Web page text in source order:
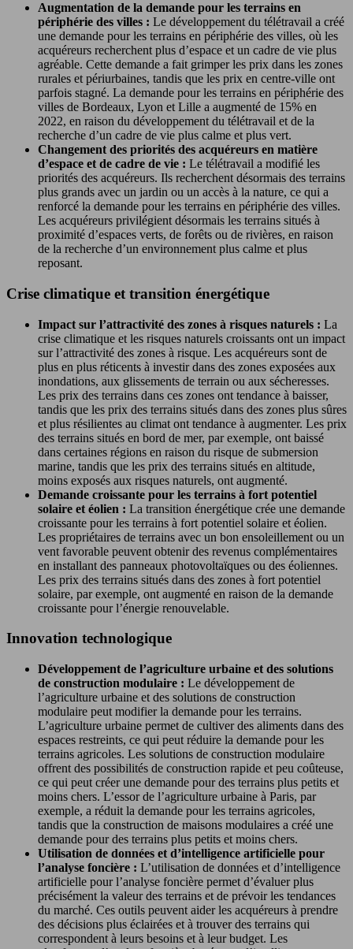
Augmentation de la demande pour les terrains en
périphérie des villes : Le développement du télétravail a créé
une demande pour les terrains en périphérie des villes, où les
acquéreurs recherchent plus d’espace et un cadre de vie plus
agréable. Cette demande a fait grimper les prix dans les zones
rurales et périurbaines, tandis que les prix en centre-ville ont
parfois stagné. La demande pour les terrains en périphérie des
villes de Bordeaux, Lyon et Lille a augmenté de 15% en
2022, en raison du développement du télétravail et de la
recherche d’un cadre de vie plus calme et plus vert.
Changement des priorités des acquéreurs en matière
d’espace et de cadre de vie : Le télétravail a modifié les
priorités des acquéreurs. Ils recherchent désormais des terrains
plus grands avec un jardin ou un accès à la nature, ce qui a
renforcé la demande pour les terrains en périphérie des villes.
Les acquéreurs privilégient désormais les terrains situés à
proximité d’espaces verts, de forêts ou de rivières, en raison
de la recherche d’un environnement plus calme et plus
reposant.
Crise climatique et transition énergétique
Impact sur l’attractivité des zones à risques naturels : La
crise climatique et les risques naturels croissants ont un impact
sur l’attractivité des zones à risque. Les acquéreurs sont de
plus en plus réticents à investir dans des zones exposées aux
inondations, aux glissements de terrain ou aux sécheresses.
Les prix des terrains dans ces zones ont tendance à baisser,
tandis que les prix des terrains situés dans des zones plus sûres
et plus résilientes au climat ont tendance à augmenter. Les prix
des terrains situés en bord de mer, par exemple, ont baissé
dans certaines régions en raison du risque de submersion
marine, tandis que les prix des terrains situés en altitude,
moins exposés aux risques naturels, ont augmenté.
Demande croissante pour les terrains à fort potentiel
solaire et éolien : La transition énergétique crée une demande
croissante pour les terrains à fort potentiel solaire et éolien.
Les propriétaires de terrains avec un bon ensoleillement ou un
vent favorable peuvent obtenir des revenus complémentaires
en installant des panneaux photovoltaïques ou des éoliennes.
Les prix des terrains situés dans des zones à fort potentiel
solaire, par exemple, ont augmenté en raison de la demande
croissante pour l’énergie renouvelable.
Innovation technologique
Développement de l’agriculture urbaine et des solutions
de construction modulaire : Le développement de
l’agriculture urbaine et des solutions de construction
modulaire peut modifier la demande pour les terrains.
L’agriculture urbaine permet de cultiver des aliments dans des
espaces restreints, ce qui peut réduire la demande pour les
terrains agricoles. Les solutions de construction modulaire
offrent des possibilités de construction rapide et peu coûteuse,
ce qui peut créer une demande pour des terrains plus petits et
moins chers. L’essor de l’agriculture urbaine à Paris, par
exemple, a réduit la demande pour les terrains agricoles,
tandis que la construction de maisons modulaires a créé une
demande pour des terrains plus petits et moins chers.
Utilisation de données et d’intelligence artificielle pour
l’analyse foncière : L’utilisation de données et d’intelligence
artificielle pour l’analyse foncière permet d’évaluer plus
précisément la valeur des terrains et de prévoir les tendances
du marché. Ces outils peuvent aider les acquéreurs à prendre
des décisions plus éclairées et à trouver des terrains qui
correspondent à leurs besoins et à leur budget. Les